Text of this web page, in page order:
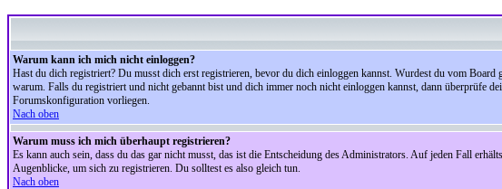
Warum kann ich mich nicht einloggen?
Hast du dich registriert? Du musst dich erst registrieren, bevor du dich einloggen kannst. Wurdest du vom
warum. Falls du registriert und nicht gebannt bist und dich immer noch nicht einloggen kannst, dann überprüfe
Forumskonfiguration vorliegen.
Nach oben
Warum muss ich mich überhaupt registrieren?
Es kann auch sein, dass du das gar nicht musst, das ist die Entscheidung des Administrators. Auf jeden Fall
Augenblicke, um sich zu registrieren. Du solltest es also gleich tun.
Nach oben